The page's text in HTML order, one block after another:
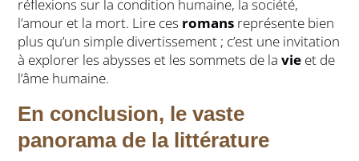
réflexions sur la condition humaine, la société,
l’amour et la mort. Lire ces romans représente bien
plus qu’un simple divertissement ; c’est une invitation
à explorer les abysses et les sommets de lavie et de
l’âme humaine.
En conclusion, le vaste
panorama de la littérature